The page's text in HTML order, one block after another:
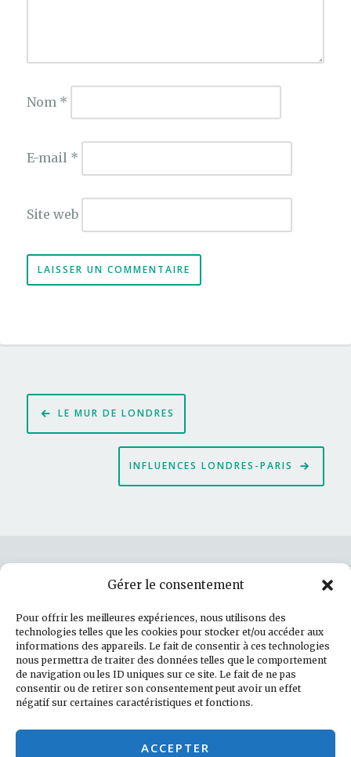
Gérer le consentement
Pour offrir les meilleures expériences, nous utilisons des
technologies telles que les cookies pour stocker et/ou accéder aux
informations des appareils. Le fait de consentir à ces technologies
nous permettra de traiter des données telles que le comportement
de navigation ou les ID uniques sur ce site. Le fait de ne pas
consentir ou de retirer son consentement peut avoir un effet
négatif sur certaines caractéristiques et fonctions.
ACCEPTER
Nom *
E-mail *
Site web
Navigation
de
LE MUR DE LONDRES
INFLUENCES LONDRES-PARIS
Politique de cookies (UE)